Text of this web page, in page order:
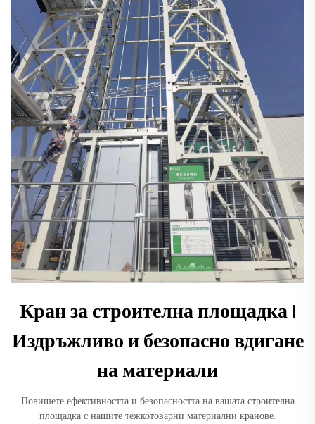
Кран за строителна площадка |
Издръжливо и безопасно вдигане
на материали
Повишете ефективността и безопасността на вашата строителна
площадка с нашите тежкотоварни материални кранове.